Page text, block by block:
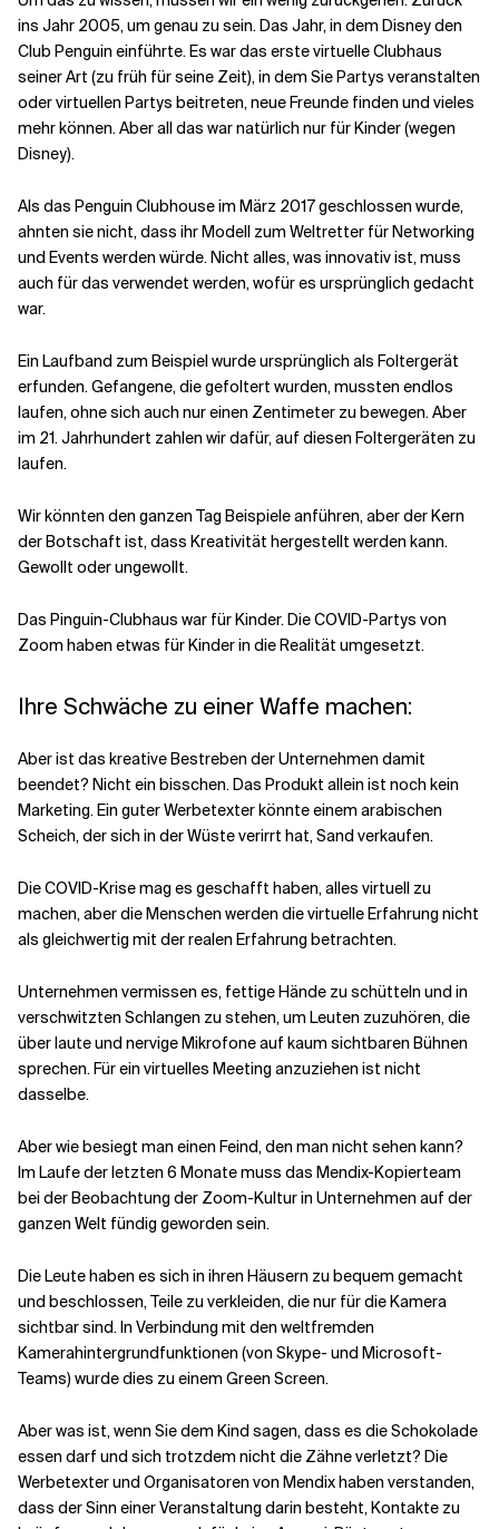
ins Jahr 2005, um genau zu sein. Das Jahr, in dem Disney den
Club Penguin einführte. Es war das erste virtuelle Clubhaus
seiner Art (zu früh für seine Zeit), in dem Sie Partys veranstalten
oder virtuellen Partys beitreten, neue Freunde finden und vieles
mehr können. Aber all das war natürlich nur für Kinder (wegen
Disney).
Als das Penguin Clubhouse im März 2017 geschlossen wurde,
ahnten sie nicht, dass ihr Modell zum Weltretter für Networking
und Events werden würde. Nicht alles, was innovativ ist, muss
auch für das verwendet werden, wofür es ursprünglich gedacht
war.
Ein Laufband zum Beispiel wurde ursprünglich als Foltergerät
erfunden. Gefangene, die gefoltert wurden, mussten endlos
laufen, ohne sich auch nur einen Zentimeter zu bewegen. Aber
im 21. Jahrhundert zahlen wir dafür, auf diesen Foltergeräten zu
laufen.
Wir könnten den ganzen Tag Beispiele anführen, aber der Kern
der Botschaft ist, dass Kreativität hergestellt werden kann.
Gewollt oder ungewollt.
Das Pinguin-Clubhaus war für Kinder. Die COVID-Partys von
Zoom haben etwas für Kinder in die Realität umgesetzt.
Ihre Schwäche zu einer Waffe machen:
Aber ist das kreative Bestreben der Unternehmen damit
beendet? Nicht ein bisschen. Das Produkt allein ist noch kein
Marketing. Ein guter Werbetexter könnte einem arabischen
Scheich, der sich in der Wüste verirrt hat, Sand verkaufen.
Die COVID-Krise mag es geschafft haben, alles virtuell zu
machen, aber die Menschen werden die virtuelle Erfahrung nicht
als gleichwertig mit der realen Erfahrung betrachten.
Unternehmen vermissen es, fettige Hände zu schütteln und in
verschwitzten Schlangen zu stehen, um Leuten zuzuhören, die
über laute und nervige Mikrofone auf kaum sichtbaren Bühnen
sprechen. Für ein virtuelles Meeting anzuziehen ist nicht
dasselbe.
Aber wie besiegt man einen Feind, den man nicht sehen kann?
Im Laufe der letzten 6 Monate muss das Mendix-Kopierteam
bei der Beobachtung der Zoom-Kultur in Unternehmen auf der
ganzen Welt fündig geworden sein.
Die Leute haben es sich in ihren Häusern zu bequem gemacht
und beschlossen, Teile zu verkleiden, die nur für die Kamera
sichtbar sind. In Verbindung mit den weltfremden
Kamerahintergrundfunktionen (von Skype- und Microsoft-
Teams) wurde dies zu einem Green Screen.
Aber was ist, wenn Sie dem Kind sagen, dass es die Schokolade
essen darf und sich trotzdem nicht die Zähne verletzt? Die
Werbetexter und Organisatoren von Mendix haben verstanden,
dass der Sinn einer Veranstaltung darin besteht, Kontakte zu